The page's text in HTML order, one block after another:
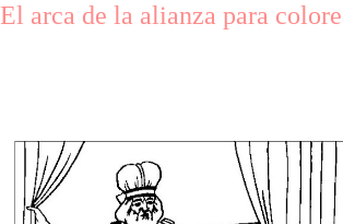
El arca de la alianza para